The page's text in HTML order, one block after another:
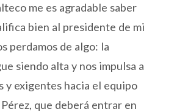
me es agradable saber
bien al presidente de mi
perdamos de algo: la
siendo alta y nos impulsa a
y exigentes hacia el equipo
que deberá entrar en